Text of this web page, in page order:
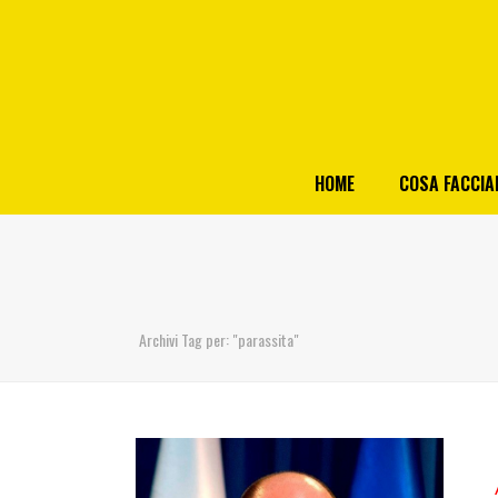
HOME COSA
Archivi Tag per: "parassita"